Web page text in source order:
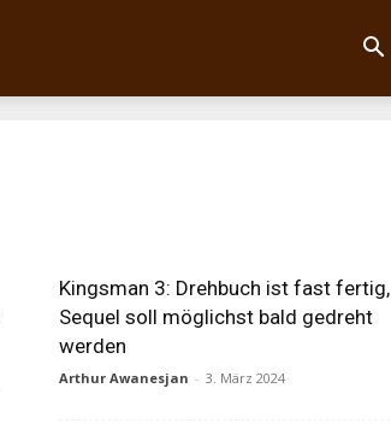
Kingsman 3: Drehbuch ist fast fertig,
Sequel soll möglichst bald gedreht
werden
Arthur Awanesjan - 3. März 2024